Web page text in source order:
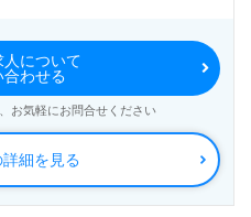
細を見る
人について
合わせる
お気軽にお問合せください